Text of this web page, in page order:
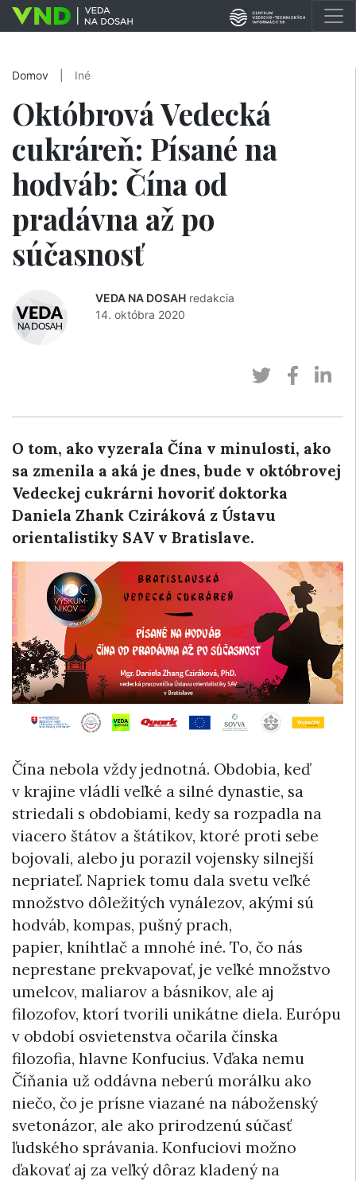
Domov Iné
Októbrová Vedecká
cukráreň: Písané na
hodváb: Čína od
pradávna až po
súčasnosť
VEDA NA DOSAH redakcia
14. októbra 2020
O tom, ako vyzerala Čína v minulosti, ako
sa zmenila a aká je dnes, bude v októbrovej
Vedeckej cukrárni hovoriť doktorka
Daniela Zhank Cziráková z Ústavu
orientalistiky SAV v Bratislave.
Čína nebola vždy jednotná. Obdobia, keď
v krajine vládli veľké a silné dynastie, sa
striedali s obdobiami, kedy sa rozpadla na
viacero štátov a štátikov, ktoré proti sebe
bojovali, alebo ju porazil vojensky silnejší
nepriateľ. Napriek tomu dala svetu veľké
množstvo dôležitých vynálezov, akými sú
hodváb, kompas, pušný prach,
papier, kníhtlač a mnohé iné. To, čo nás
neprestane prekvapovať, je veľké množstvo
umelcov, maliarov a básnikov, ale aj
filozofov, ktorí tvorili unikátne diela. Európu
v období osvietenstva očarila čínska
filozofia, hlavne Konfucius. Vďaka nemu
Číňania už oddávna neberú morálku ako
niečo, čo je prísne viazané na náboženský
svetonázor, ale ako prirodzenú súčasť
ľudského správania. Konfuciovi možno
ďakovať aj za veľký dôraz kladený na